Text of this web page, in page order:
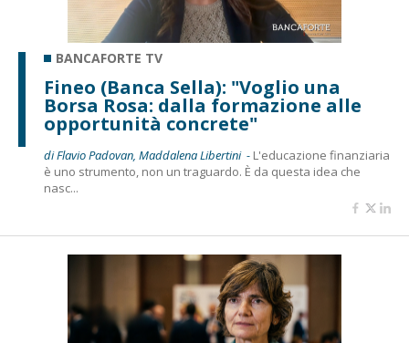
BANCAFORTE TV
Fineo (Banca Sella): "Voglio una
Borsa Rosa: dalla formazione alle
opportunità concrete"
di Flavio Padovan, Maddalena Libertini - L'educazione finanziaria
è uno strumento, non un traguardo. È da questa idea che
nasc...